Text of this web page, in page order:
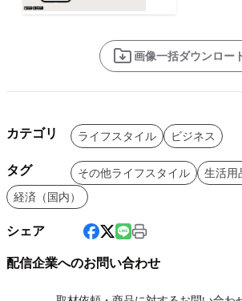
画像一括ダウンロー
カテゴリ ライフスタイル ビジネス
タグ その他ライフスタイル
生活用
経済（国内）
シェア
配信企業へのお問い合わせ